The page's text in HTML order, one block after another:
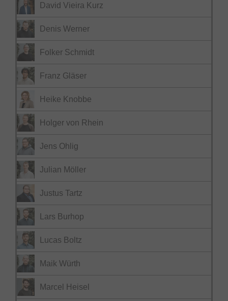
David Vieira Kurz
Denis Werner
Folker Schmidt
Franz Gläser
Heike Knobbe
Holger von Rhein
Jens Ohlig
Julian Möller
Justus Tartz
Lars Burhop
Lucas Boltz
Maik Würth
Marcel Heisel